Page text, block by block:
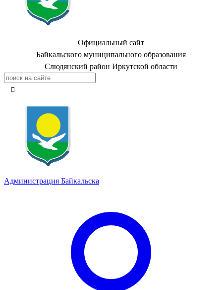
Официальный сайт
Байкальского муниципального образования
Слюдянский район Иркутской области
Администрация Байкальска